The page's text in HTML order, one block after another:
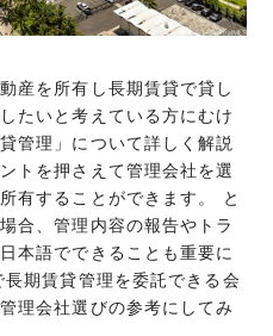
産を所有し長期賃貸で貸し
たいと考えている方にむけ
管理」について詳しく解説
トを押さえて管理会社を選
有することができます。 と
合、管理内容の報告やトラ
本語でできることも重要に
期賃貸管理を委託できる会
理会社選びの参考にしてみ